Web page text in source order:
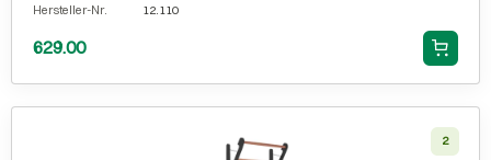
Hersteller-Nr.
12.110
629.00
2